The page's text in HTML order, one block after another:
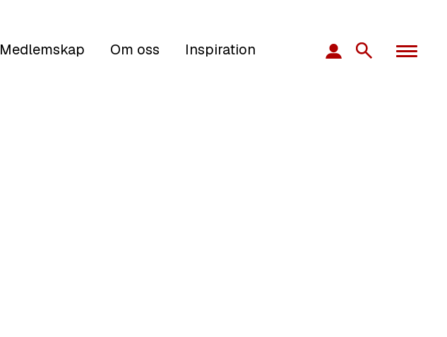
Medlemskap Om oss Inspiration